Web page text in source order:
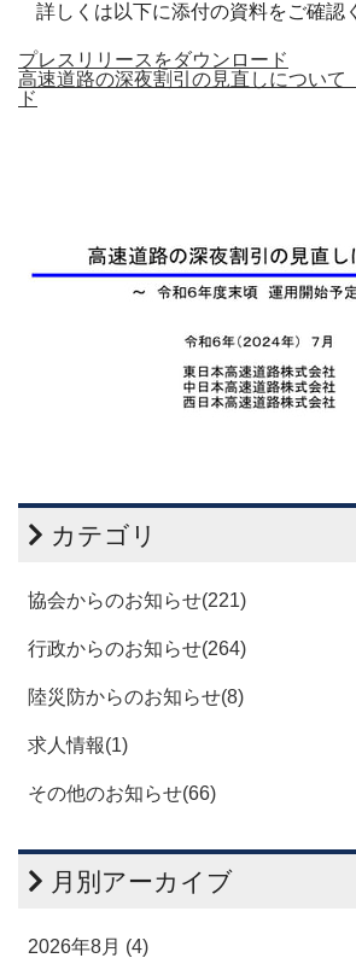
詳しくは以下に添付の資料をご確認
プレスリリースをダウンロード
高速道路の深夜割引の見直しについ
ド
カテゴリ
協会からのお知らせ(221)
行政からのお知らせ(264)
陸災防からのお知らせ(8)
求人情報(1)
その他のお知らせ(66)
月別アーカイブ
2026年8月 (4)